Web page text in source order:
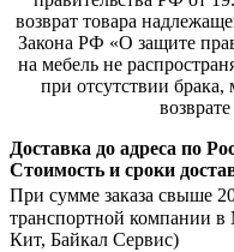
возврат товара
Закона РФ «О защите
на мебель не
при отсутствии
Доставка до адреса по
Стоимость и сроки
При сумме заказа свыше
транспортной компании
Кит, Байкал Сервис)